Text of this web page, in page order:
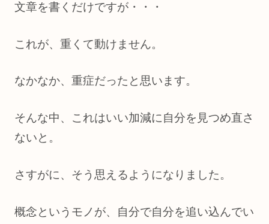
文章を書くだけですが・・・
これが、重くて動けません。
なかなか、重症だったと思います。
そんな中、これはいい加減に自分を見つめ直さ
ないと。
さすがに、そう思えるようになりました。
概念というモノが、自分で自分を追い込んでい